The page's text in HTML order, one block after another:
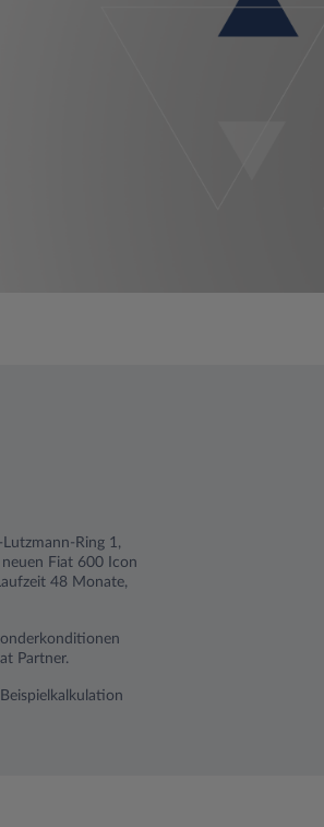
Ring 1,
Fiat 600 Icon
48 Monate,
Partner.